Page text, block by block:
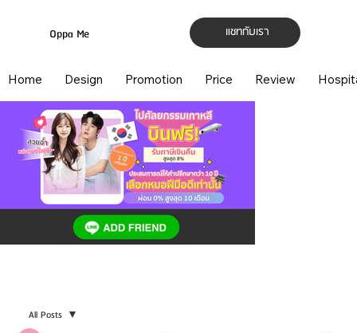
แชทกับเรา
Oppa Me
Home Design Promotion Price Review
All Posts